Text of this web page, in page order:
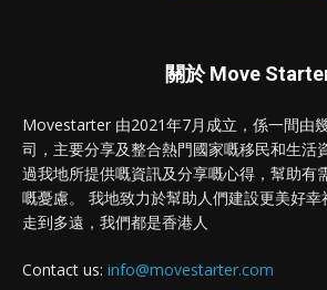
關於 Move
Movestarter 由2021年7月成立，係一間由
司，主要分享及整合熱門國家嘅移民和生活
過我地所提供嘅資訊及分享嘅心得，幫助有
嘅憂慮。 我地致力於幫助人們建設更美好
走到多遠，我們都是香港人
Contact us: info@movestarter.com